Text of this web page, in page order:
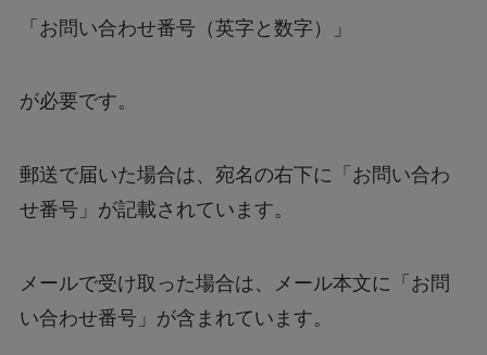
「お問い合わせ番号（英字と数字）」
が必要です。
郵送で届いた場合は、宛名の右下に「お問い合わ
せ番号」が記載されています。
メールで受け取った場合は、メール本文に「お問
い合わせ番号」が含まれています。